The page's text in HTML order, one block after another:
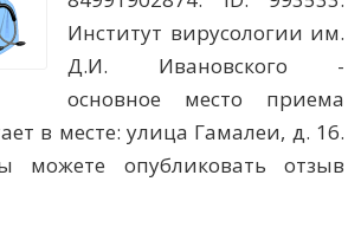
Институт вирусологии им.
Д.И. Ивановского -
основное место приема
в месте: улица Гамалеи, д. 16.
можете опубликовать отзыв